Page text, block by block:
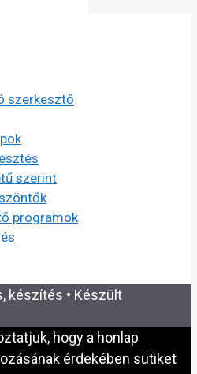
szerkesztő
szerint
programok
készítés • Készült
hogy a honlap
érdekében sütiket